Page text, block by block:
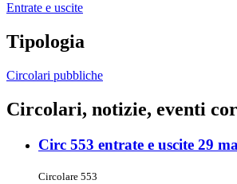
Entrate e uscite
Tipologia
Circolari pubbliche
Circolari, notizie, eventi
Circ 553 entrate e uscite 29
Circolare 553